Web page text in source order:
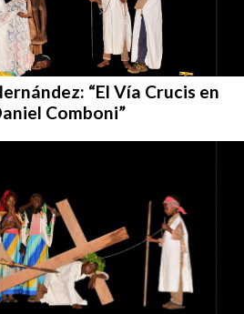
“El Vía Crucis en
Comboni”